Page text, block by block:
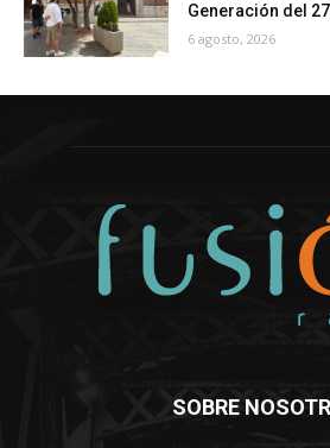
Generación del
6 agosto, 2026
SOBRE